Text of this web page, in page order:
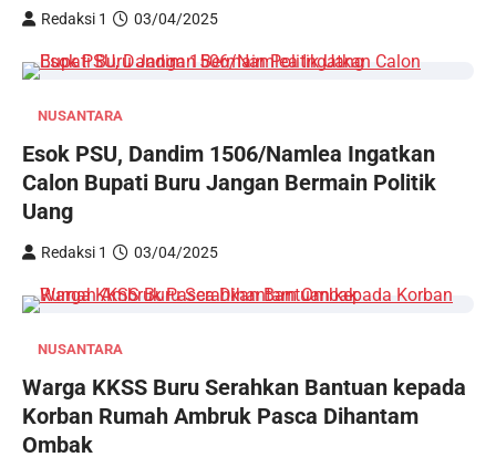
Redaksi 1 03/04/2025
NUSANTARA
Esok PSU, Dandim 1506/Namlea Ingatkan
Calon Bupati Buru Jangan Bermain Politik
Uang
Redaksi 1 03/04/2025
NUSANTARA
Warga KKSS Buru Serahkan Bantuan kepada
Korban Rumah Ambruk Pasca Dihantam
Ombak